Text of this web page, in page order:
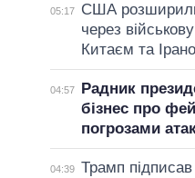
05:17
США розширили
через
Китаєм та
04:57
Радник
бізнес про
погрозами
04:39 Трамп